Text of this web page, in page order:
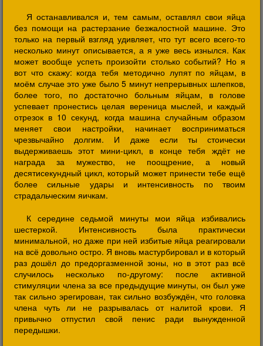
Я останавливался и, тем самым, оставлял свои яйца
без помощи на растерзание безжалостной машине. Это
только на первый взгляд удивляет, что тут всего всего-то
несколько минут описывается, а я уже весь изнылся. Как
может вообще успеть произойти столько событий? Но я
вот что скажу: когда тебя методично лупят по яйцам, в
моём случае это уже было 5 минут непрерывных шлепков,
более того, по достаточно больным яйцам, в голове
успевает пронестись целая вереница мыслей, и каждый
отрезок в 10 секунд, когда машина случайным образом
меняет свои настройки, начинает восприниматься
чрезвычайно долгим. И даже если ты стоически
выдерживаешь этот мини-цикл, в конце тебя ждёт не
награда за мужество, не поощрение, а новый
десятисекундный цикл, который может принести тебе ещё
более сильные удары и интенсивность по твоим
страдальческим яичкам.
К середине седьмой минуты мои яйца избивались
шестеркой. Интенсивность была практически
минимальной, но даже при ней избитые яйца реагировали
на всё довольно остро. Я вновь мастурбировал и в который
раз дошёл до предоргазменной зоны, но в этот раз всё
случилось несколько по-другому: после активной
стимуляции члена за все предыдущие минуты, он был уже
так сильно эрегирован, так сильно возбуждён, что головка
члена чуть ли не разрывалась от налитой крови. Я
привычно отпустил свой пенис ради вынужденной
передышки.